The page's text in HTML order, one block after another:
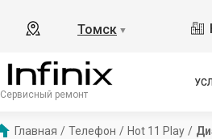
Томск ▼
Сервисный ремонт
Главная / Телефон / Hot 11 Play /